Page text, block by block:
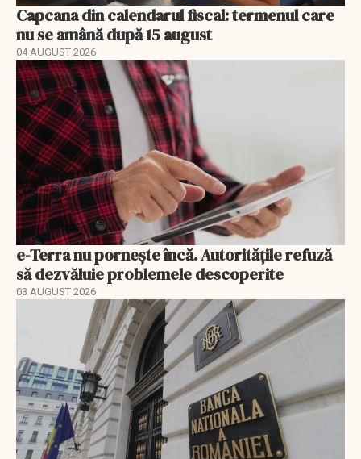
Capcana din calendarul fiscal: termenul care
nu se amână după 15 august
04 AUGUST 2026
e-Terra nu pornește încă. Autoritățile refuză
să dezvăluie problemele descoperite
03 AUGUST 2026